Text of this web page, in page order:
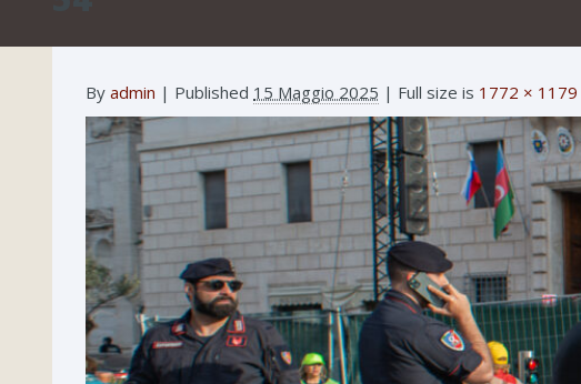
By admin | Published 15 Maggio 2025 | Full size is 1772 × 1179